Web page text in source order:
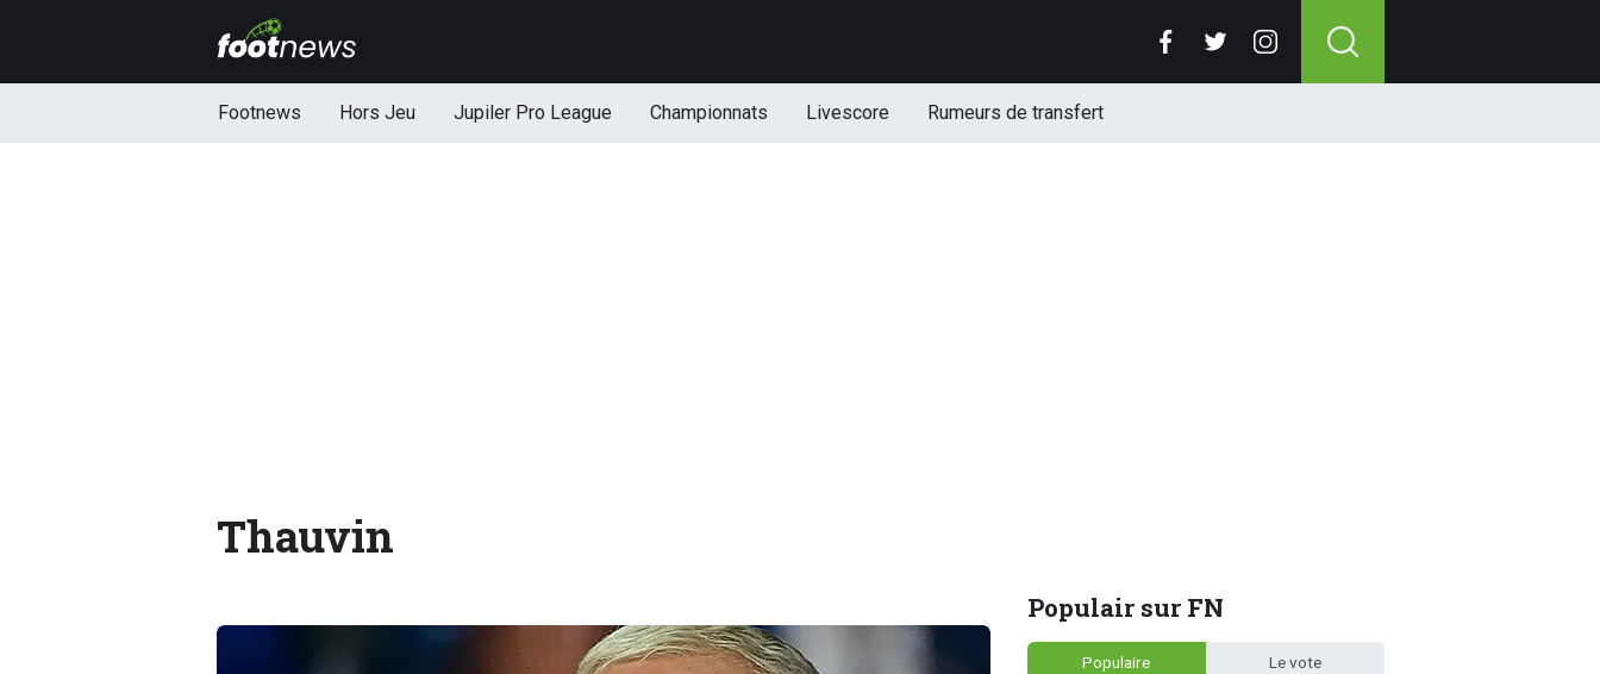
Footnews Hors Jeu Jupiler Pro League Championnats Livescore Rumeurs de transfert
Thauvin
Populair sur FN
Populaire Le vote